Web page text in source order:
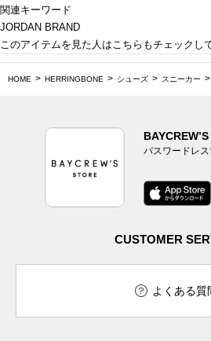
関連キーワード
JORDAN BRAND
このアイテムを見た人はこちらもチェックし
HOME HERRINGBONE シューズ スニーカー
パスワードレ
CUSTOMER
よくある質